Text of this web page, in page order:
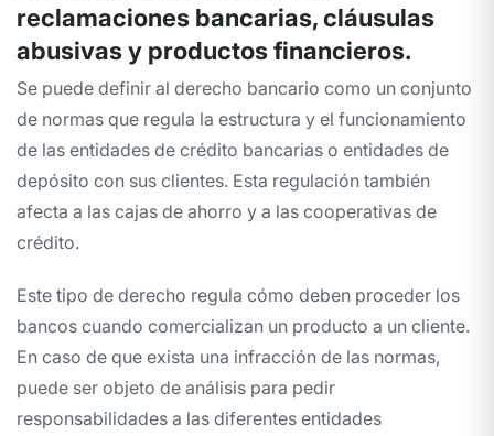
reclamaciones bancarias, cláusulas
abusivas y productos financieros.
Se puede definir al derecho bancario como un conjunto
de normas que regula la estructura y el funcionamiento
de las entidades de crédito bancarias o entidades de
depósito con sus clientes. Esta regulación también
afecta a las cajas de ahorro y a las cooperativas de
crédito.
Este tipo de derecho regula cómo deben proceder los
bancos cuando comercializan un producto a un cliente.
En caso de que exista una infracción de las normas,
puede ser objeto de análisis para pedir
responsabilidades a las diferentes entidades